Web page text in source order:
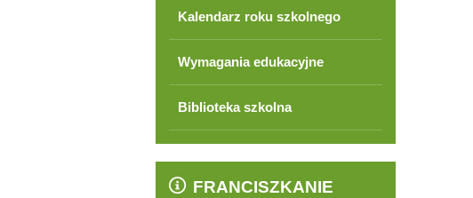
Kalendarz roku szkolnego
Wymagania edukacyjne
Biblioteka szkolna
FRANCISZKANIE